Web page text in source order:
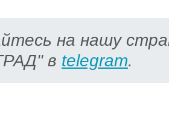
на нашу
в telegram.